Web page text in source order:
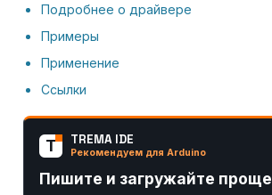
Подробнее о драйвере
Примеры
Применение
Ссылки
T TREMA IDE
Рекомендуем для Arduino
Пишите и загружайте проще